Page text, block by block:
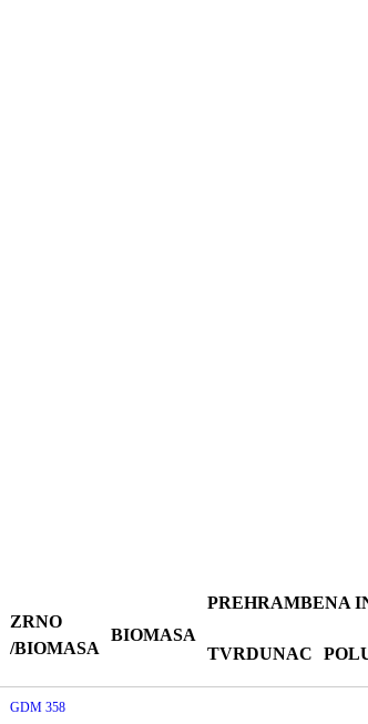
ZRNO
/BIOMASA
BIOMASA
PREHRAMBENA
TVRDUNAC
GDM 358